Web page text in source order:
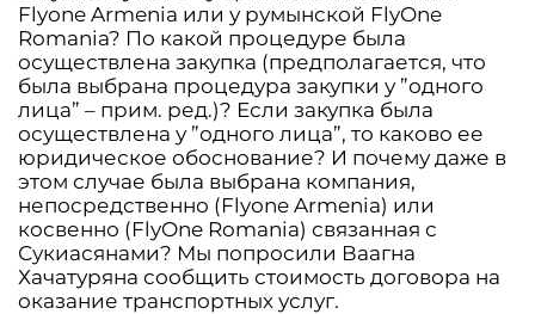
Flyоne Armenia или у румынской FlyOne
Romania? По какой процедуре была
осуществлена ​​закупка (предполагается, что
была выбрана процедура закупки у ”одного
лица” – прим. ред.)? Если закупка была
осуществлена ​​у ”одного лица”, то каково ее
юридическое обоснование? И почему даже в
этом случае была выбрана компания,
непосредственно (Flyоne Armenia) или
косвенно (FlyOne Romania) связанная с
Сукиасянами? Мы попросили Ваагна
Хачатуряна сообщить стоимость договора на
оказание транспортных услуг.